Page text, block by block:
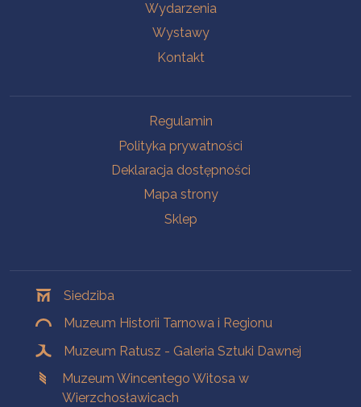
Wydarzenia
Wystawy
Kontakt
Regulamin
Polityka prywatności
Deklaracja dostępności
Mapa strony
Sklep
Siedziba
Muzeum Historii Tarnowa i Regionu
Muzeum Ratusz - Galeria Sztuki Dawnej
Muzeum Wincentego Witosa w
Wierzchosławicach